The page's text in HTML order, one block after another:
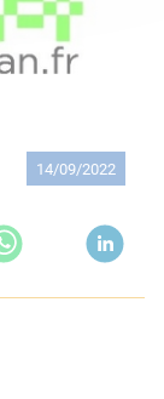
14/09/2022